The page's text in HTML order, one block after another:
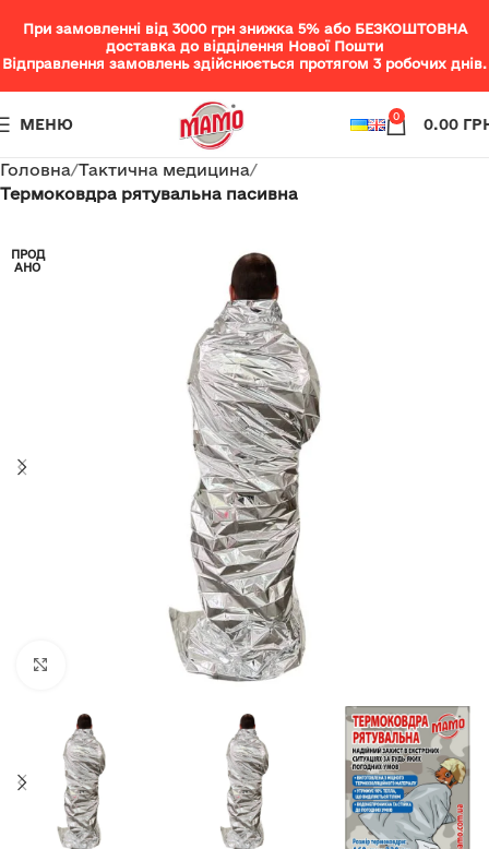
При замовленні від 3000 грн знижка 5% або БЕЗКОШТОВНА
доставка до відділення Нової Пошти
Відправлення замовлень здійснюється протягом 3 робочих днів.
МЕНЮ 0 0.00
Головна Тактична медицина
Термоковдра рятувальна пасивна
ПРОД
АНО
Клацніть, щоб збільшити